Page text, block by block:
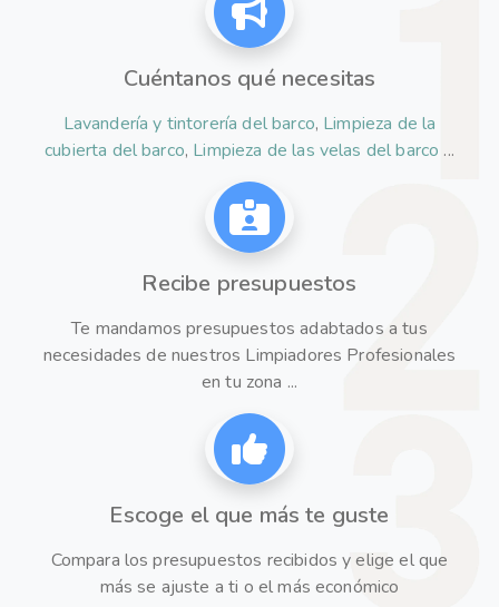
Cuéntanos qué necesitas
Lavandería y tintorería del barco, Limpieza de la
cubierta del barco, Limpieza de las velas del barco ...
Recibe presupuestos
Te mandamos presupuestos adabtados a tus
necesidades de nuestros Limpiadores Profesionales
en tu zona ...
Escoge el que más te guste
Compara los presupuestos recibidos y elige el que
más se ajuste a ti o el más económico